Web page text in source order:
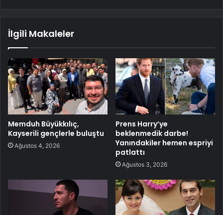
İlgili Makaleler
Memduh Büyükkılıç,
Kayserili gençlerle buluştu
Ağustos 4, 2026
Prens Harry’ye
beklenmedik darbe!
Yanındakiler hemen espriyi
patlattı
Ağustos 3, 2026